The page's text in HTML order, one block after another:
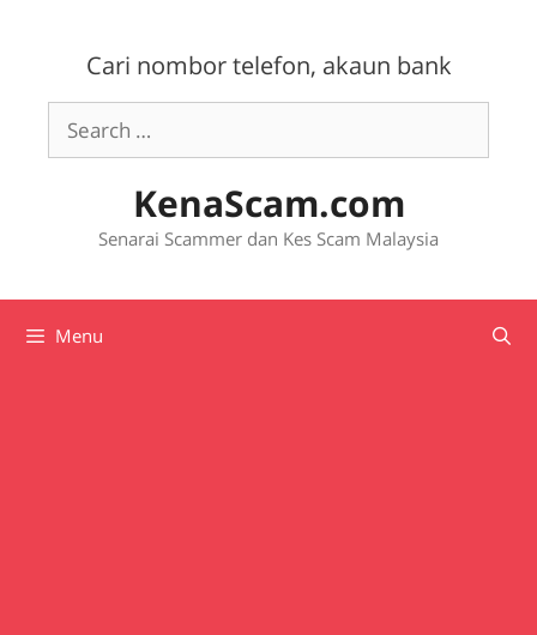
Cari nombor telefon, akaun bank
Search
for:
KenaScam.com
Senarai Scammer dan Kes Scam Malaysia
Menu